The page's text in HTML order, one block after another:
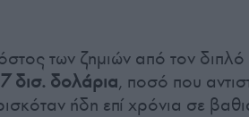
των ζημιών από τον
δισ. δολάρια, ποσό που
ήδη επί χρόνια σε